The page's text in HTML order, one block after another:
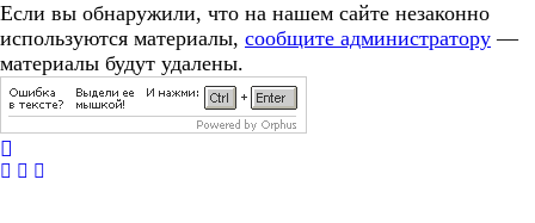
Если вы обнаружили, что на нашем сайте незаконно
используются материалы, сообщите администратору —
материалы будут удалены.